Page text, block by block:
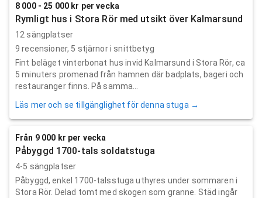
8 000 - 25 000 kr per vecka
Rymligt hus i Stora Rör med utsikt över Kalmarsund
12 sängplatser
9 recensioner, 5 stjärnor i snittbetyg
Fint beläget vinterbonat hus invid Kalmarsund i Stora Rör, ca
5 minuters promenad från hamnen där badplats, bageri och
restauranger finns. På samma...
Läs mer och se tillgänglighet för denna stuga →
Från 9 000 kr per vecka
Påbyggd 1700-tals soldatstuga
4-5 sängplatser
Påbyggd, enkel 1700-talsstuga uthyres under sommaren i
Stora Rör. Delad tomt med skogen som granne. Städ ingår